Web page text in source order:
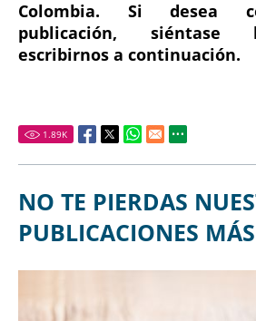
Colombia. Si desea
publicación, siéntase
escribirnos a continuación.
1.89K
NO TE PIERDAS
PUBLICACIONES